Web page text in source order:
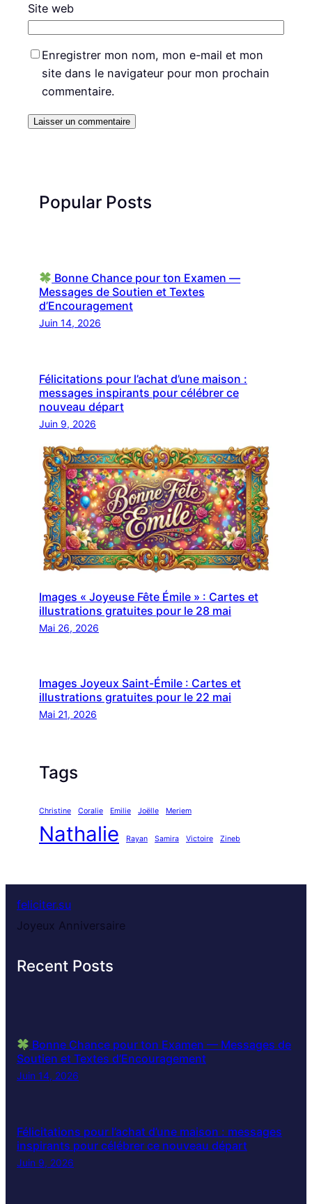
Site web
Enregistrer mon nom, mon e-mail et mon
site dans le navigateur pour mon prochain
commentaire.
Popular Posts
Bonne Chance pour ton Examen —
Messages de Soutien et Textes
d’Encouragement
Juin 14, 2026
Félicitations pour l’achat d’une maison :
messages inspirants pour célébrer ce
nouveau départ
Juin 9, 2026
Images « Joyeuse Fête Émile » : Cartes et
illustrations gratuites pour le 28 mai
Mai 26, 2026
Images Joyeux Saint-Émile : Cartes et
illustrations gratuites pour le 22 mai
Mai 21, 2026
Tags
Christine Coralie Emilie Joëlle Meriem
Nathalie Rayan Samira Victoire Zineb
feliciter.su
Joyeux Anniversaire
Recent Posts
Bonne Chance pour ton Examen — Messages de
Soutien et Textes d’Encouragement
Juin 14, 2026
Félicitations pour l’achat d’une maison : messages
inspirants pour célébrer ce nouveau départ
Juin 9, 2026